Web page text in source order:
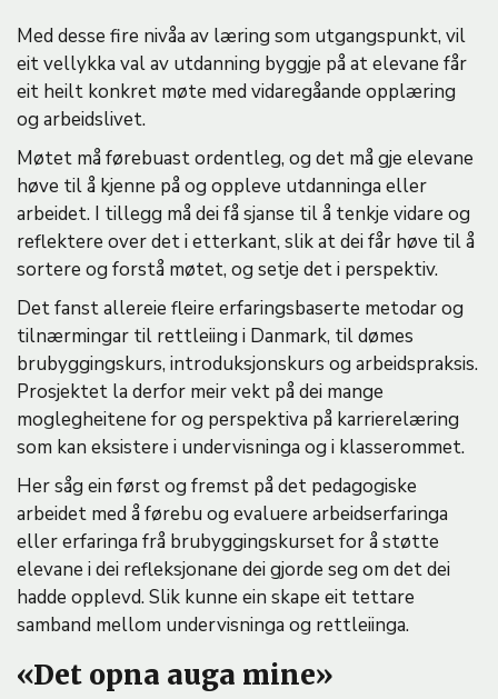
Med desse fire nivåa av læring som utgangspunkt, vil
eit vellykka val av utdanning byggje på at elevane får
eit heilt konkret møte med vidaregåande opplæring
og arbeidslivet.
Møtet må førebuast ordentleg, og det må gje elevane
høve til å kjenne på og oppleve utdanninga eller
arbeidet. I tillegg må dei få sjanse til å tenkje vidare og
reflektere over det i etterkant, slik at dei får høve til å
sortere og forstå møtet, og setje det i perspektiv.
Det fanst allereie fleire erfaringsbaserte metodar og
tilnærmingar til rettleiing i Danmark, til dømes
brubyggingskurs, introduksjonskurs og arbeidspraksis.
Prosjektet la derfor meir vekt på dei mange
moglegheitene for og perspektiva på karrierelæring
som kan eksistere i undervisninga og i klasserommet.
Her såg ein først og fremst på det pedagogiske
arbeidet med å førebu og evaluere arbeidserfaringa
eller erfaringa frå brubyggingskurset for å støtte
elevane i dei refleksjonane dei gjorde seg om det dei
hadde opplevd. Slik kunne ein skape eit tettare
samband mellom undervisninga og rettleiinga.
«Det opna auga mine»